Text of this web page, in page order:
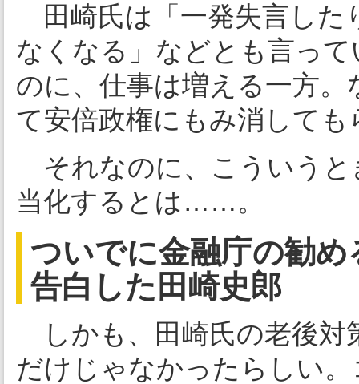
田崎氏は「一発失言した
なくなる」などとも言っ
のに、仕事は増える一方
て安倍政権にもみ消して
それなのに、こういうと
当化するとは……。
ついでに金融庁の勧
告白した田崎史郎
しかも、田崎氏の老後対
だけじゃなかったらしい